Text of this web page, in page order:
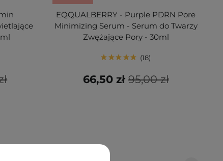
EQQUALBERRY - Purple PDRN Pore
Minimizing Serum - Serum do Twarzy
Zwężające Pory - 30ml
18
95,00 zł
66,50 zł